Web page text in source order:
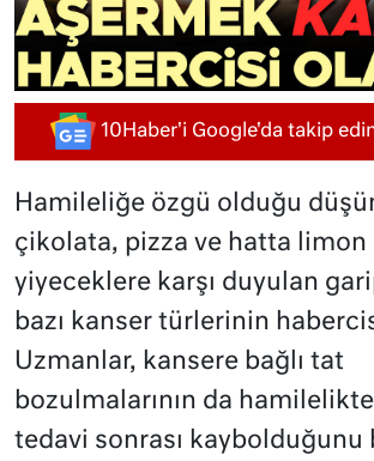
10Haber'i Google'da takip
Hamileliğe özgü olduğu
çikolata, pizza ve hatta limon
yiyeceklere karşı duyulan
bazı kanser türlerinin
Uzmanlar, kansere bağlı tat
bozulmalarının da
tedavi sonrası kaybolduğunu